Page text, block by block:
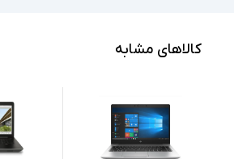
نسل پردازنده
16GB
کالاهای مشابه